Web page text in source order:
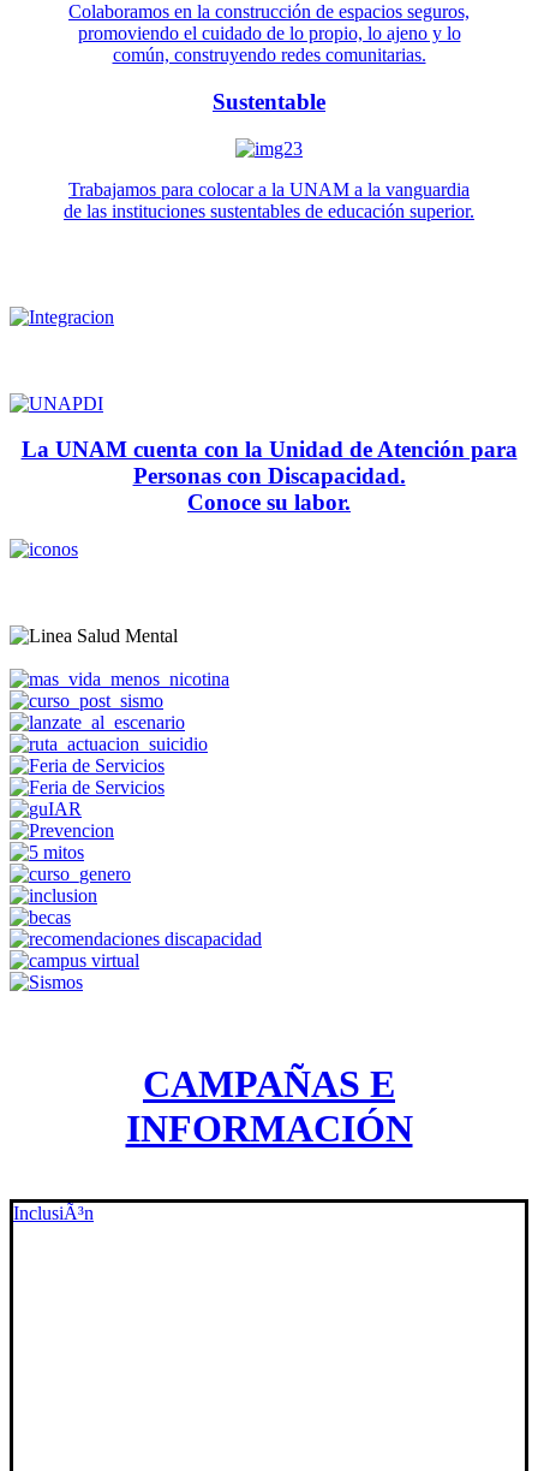
Colaboramos en la construcción de espacios seguros,
promoviendo el cuidado de lo propio, lo ajeno y lo
común, construyendo redes comunitarias.
Sustentable
Trabajamos para colocar a la UNAM a la vanguardia
de las instituciones sustentables de educación superior.
La UNAM cuenta con la Unidad de Atención para
Personas con Discapacidad.
Conoce su labor.
CAMPAÑAS E
INFORMACIÓN
InclusiÃ³n